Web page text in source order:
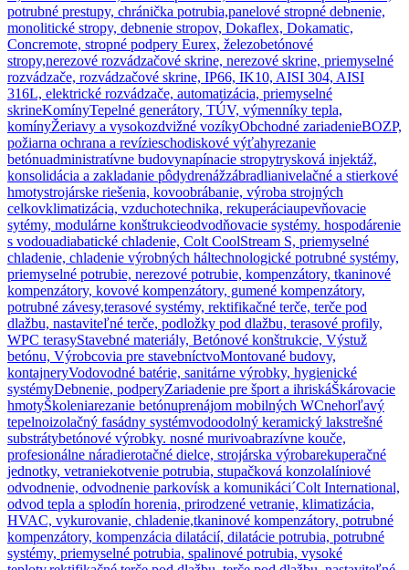
potrubné prestupy, chránička potrubia,panelové stropné debnenie,
monolitické stropy, debnenie stropov, Dokaflex, Dokamatic,
Concremote, stropné podpery Eurex, železobetónové
stropy,nerezové rozvádzačové skrine, nerezové skrine, priemyselné
rozvádzače, rozvádzačové skrine, IP66, IK10, AISI 304, AISI
316L, elektrické rozvádzače, automatizácia, priemyselné
skrineKomínyTepelné generátory, TÚV, výmenníky tepla,
komínyŽeriavy a vysokozdvižné vozíkyObchodné zariadenieBOZP,
požiarna ochrana a revízieschodiskové výťahyrezanie
betónuadministratívne budovynapínacie stropytrysková injektáž,
konsolidácia a zakladanie pôdydrenážzábradlianivelačné a stierkové
hmotystrojárske riešenia, kovoobrábanie, výroba strojných
celkovklimatizácia, vzduchotechnika, rekuperáciaupevňovacie
sytémy, modulárne konštrukcieodvodňovacie systémy. hospodárenie
s vodouadiabatické chladenie, Colt CoolStream S, priemyselné
chladenie, chladenie výrobných háltechnologické potrubné systémy,
priemyselné potrubie, nerezové potrubie, kompenzátory, tkaninové
kompenzátory, kovové kompenzátory, gumené kompenzátory,
potrubné závesy,terasové systémy, rektifikačné terče, terče pod
dlažbu, nastaviteľné terče, podložky pod dlažbu, terasové profily,
WPC terasyStavebné materiály, Betónové konštrukcie, Výstuž
betónu, Výrobcovia pre stavebníctvoMontované budovy,
kontajneryVodovodné batérie, sanitárne výrobky, hygienické
systémyDebnenie, podperyZariadenie pre šport a ihriskáŠkárovacie
hmotyŠkoleniarezanie betónuprenájom mobilných WCnehorľavý
tepelnoizolačný fasádny systémvodoodolný keramický lakstrešné
substrátybetónové výrobky. nosné murivoabrazívne kouče,
profesionálne náradierotačné dielce, strojárska výrobarekuperačné
jednotky, vetraniekotvenie potrubia, stupačková konzolalíniové
odvodnenie, odvodnenie parkovísk a komunikáci´Colt International,
odvod tepla a splodín horenia, prirodzené vetranie, klimatizácia,
HVAC, vykurovanie, chladenie,tkaninové kompenzátory, potrubné
kompenzátory, kompenzácia dilatácií, dilatácie potrubia, potrubné
systémy, priemyselné potrubia, spalinové potrubia, vysoké